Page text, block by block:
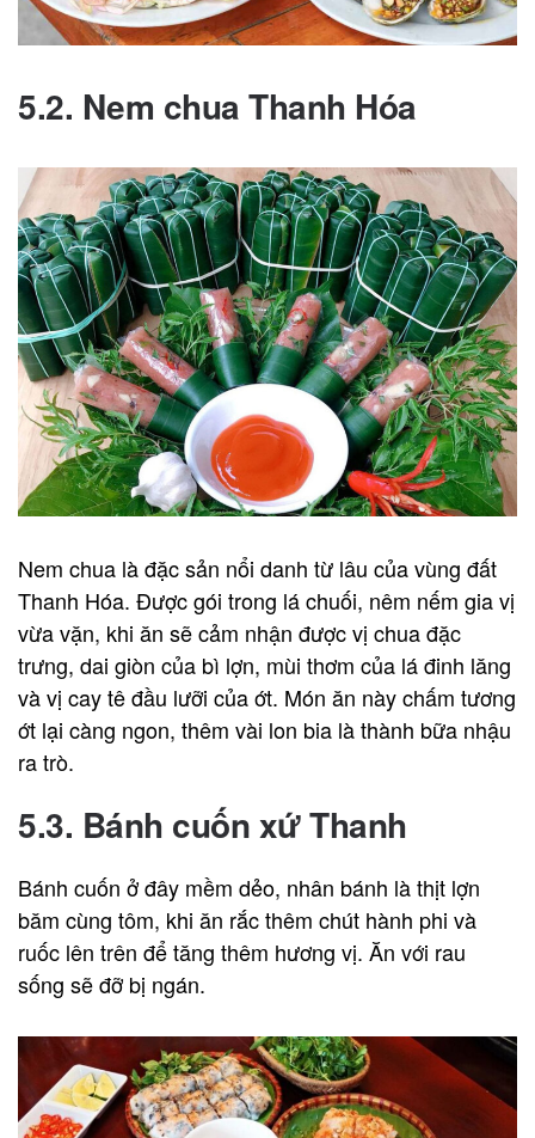
5.2. Nem chua Thanh Hóa
Nem chua là đặc sản nổi danh từ lâu của vùng đất
Thanh Hóa. Được gói trong lá chuối, nêm nếm gia vị
vừa vặn, khi ăn sẽ cảm nhận được vị chua đặc
trưng, dai giòn của bì lợn, mùi thơm của lá đinh lăng
và vị cay tê đầu lưỡi của ớt. Món ăn này chấm tương
ớt lại càng ngon, thêm vài lon bia là thành bữa nhậu
ra trò.
5.3. Bánh cuốn xứ Thanh
Bánh cuốn ở đây mềm dẻo, nhân bánh là thịt lợn
băm cùng tôm, khi ăn rắc thêm chút hành phi và
ruốc lên trên để tăng thêm hương vị. Ăn với rau
sống sẽ đỡ bị ngán.